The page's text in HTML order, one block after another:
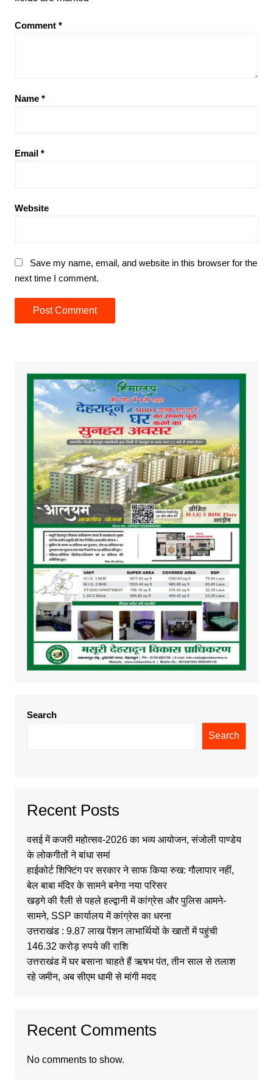
Comment *
Name *
Email *
Website
Save my name, email, and website in this browser for the
next time I comment.
Search
Search
Recent Posts
वसई में कजरी महोत्सव-2026 का भव्य आयोजन, संजोली पाण्डेय
के लोकगीतों ने बांधा समां
हाईकोर्ट शिफ्टिंग पर सरकार ने साफ किया रुख: गौलापार नहीं,
बेल बाबा मंदिर के सामने बनेगा नया परिसर
खड़गे की रैली से पहले हल्द्वानी में कांग्रेस और पुलिस आमने-
सामने, SSP कार्यालय में कांग्रेस का धरना
उत्तराखंड : 9.87 लाख पेंशन लाभार्थियों के खातों में पहुंची
146.32 करोड़ रुपये की राशि
उत्तराखंड में घर बसाना चाहते हैं ऋषभ पंत, तीन साल से तलाश
रहे जमीन, अब सीएम धामी से मांगी मदद
Recent Comments
No comments to show.